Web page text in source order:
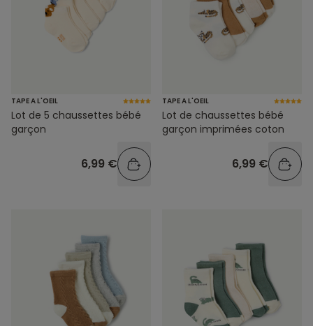
TAPE A L'OEIL
Lot de 5 chaussettes bébé
garçon
6,99 €
TAPE A L'OEIL
Lot de chaussettes bébé
garçon imprimées coton
6,99 €